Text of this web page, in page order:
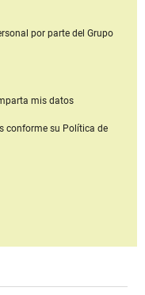
por parte del Grupo
mis datos
conforme su Política de